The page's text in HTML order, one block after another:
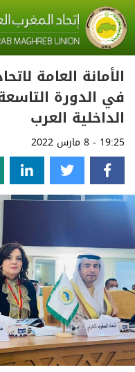
الأمانة العامة
في الدورة
الداخلية العرب
19:25 - 8 مارس 2022